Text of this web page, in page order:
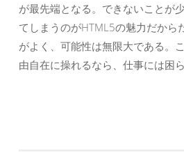
が最先端となる。できないことが
てしまうのがHTML5の魅力だから
がよく、可能性は無限大である。
由自在に操れるなら、仕事には困